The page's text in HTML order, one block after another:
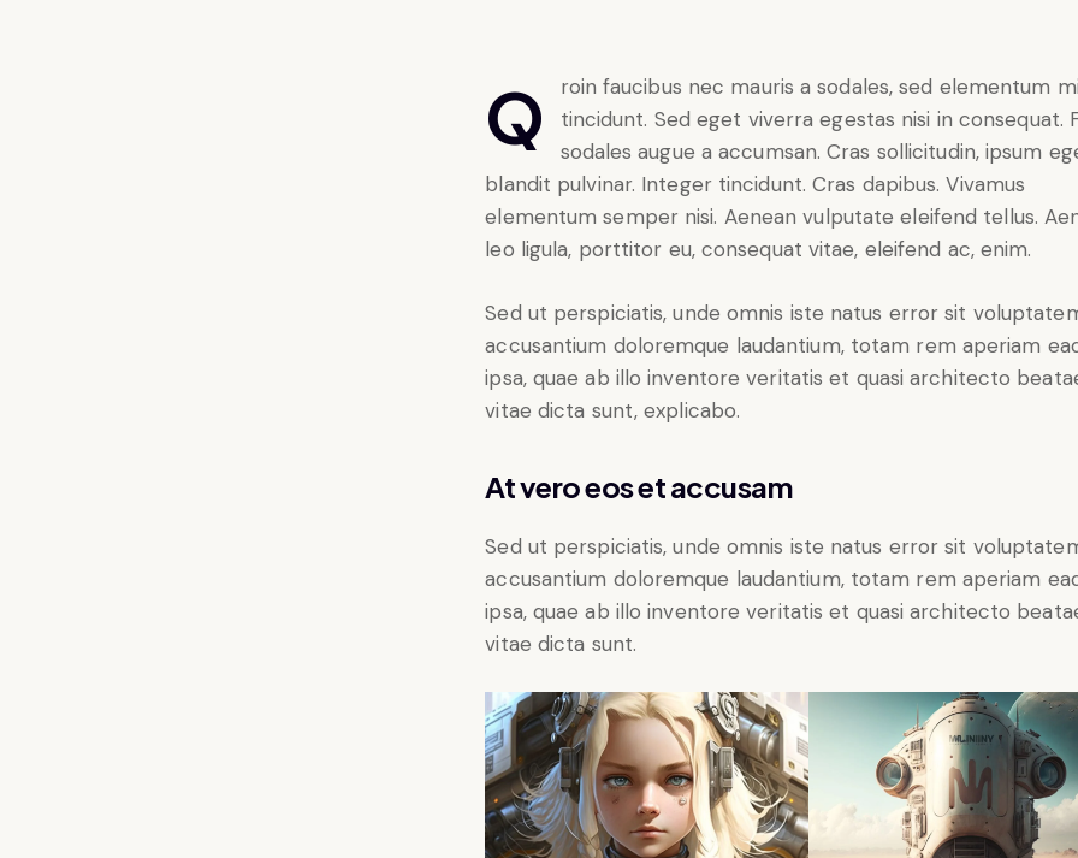
Qroin faucibus nec mauris a sodales, sed elementum mi
tincidunt. Sed eget viverra egestas nisi in consequat.
sodales augue a accumsan. Cras sollicitudin, ipsum
blandit pulvinar. Integer tincidunt. Cras dapibus. Vivamus
elementum semper nisi. Aenean vulputate eleifend tellus.
leo ligula, porttitor eu, consequat vitae, eleifend ac, enim.
Sed ut perspiciatis, unde omnis iste natus error sit
accusantium doloremque laudantium, totam rem aperiam
ipsa, quae ab illo inventore veritatis et quasi architecto
vitae dicta sunt, explicabo.
At vero eos et accusam
Sed ut perspiciatis, unde omnis iste natus error sit
accusantium doloremque laudantium, totam rem aperiam
ipsa, quae ab illo inventore veritatis et quasi architecto
vitae dicta sunt.